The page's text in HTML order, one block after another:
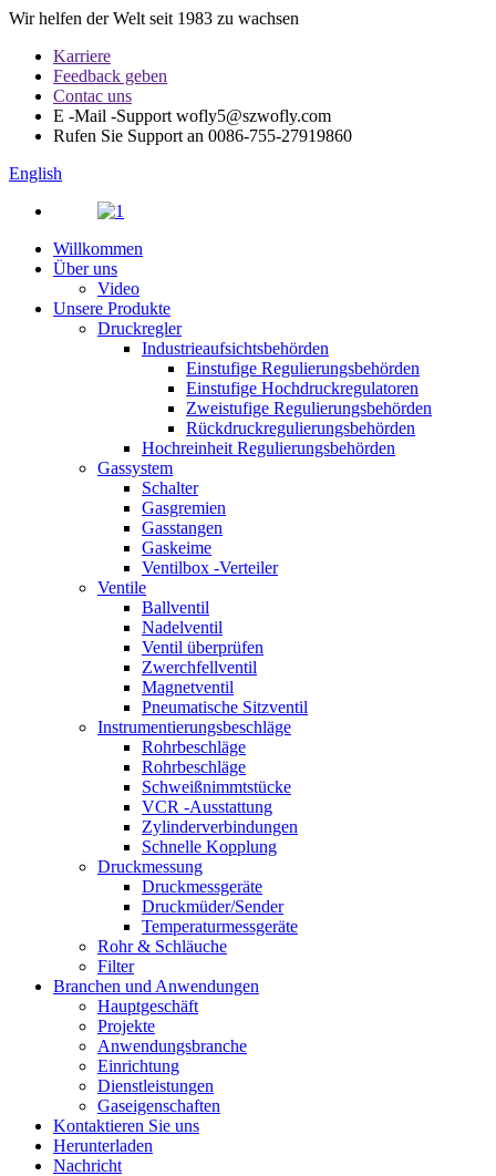
Wir helfen der Welt seit 1983 zu wachsen
Karriere
Feedback geben
Contac uns
E -Mail -Support wofly5@szwofly.com
Rufen Sie Support an 0086-755-27919860
English
Willkommen
Über uns
Video
Unsere Produkte
Druckregler
Industrieaufsichtsbehörden
Einstufige Regulierungsbehörden
Einstufige Hochdruckregulatoren
Zweistufige Regulierungsbehörden
Rückdruckregulierungsbehörden
Hochreinheit Regulierungsbehörden
Gassystem
Schalter
Gasgremien
Gasstangen
Gaskeime
Ventilbox -Verteiler
Ventile
Ballventil
Nadelventil
Ventil überprüfen
Zwerchfellventil
Magnetventil
Pneumatische Sitzventil
Instrumentierungsbeschläge
Rohrbeschläge
Rohrbeschläge
Schweißnimmtstücke
VCR -Ausstattung
Zylinderverbindungen
Schnelle Kopplung
Druckmessung
Druckmessgeräte
Druckmüder/Sender
Temperaturmessgeräte
Rohr & Schläuche
Filter
Branchen und Anwendungen
Hauptgeschäft
Projekte
Anwendungsbranche
Einrichtung
Dienstleistungen
Gaseigenschaften
Kontaktieren Sie uns
Herunterladen
Nachricht